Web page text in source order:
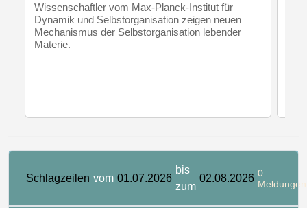
Wissenschaftler vom Max-Planck-Institut für
Dynamik und Selbstorganisation zeigen neuen
Mechanismus der Selbstorganisation lebender
Materie.
Schlagzeilen vom 01.07.2026
bis
zum
02.08.2026 0
Meldungen